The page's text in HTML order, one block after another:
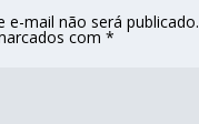
e-mail não será publicado.
com*